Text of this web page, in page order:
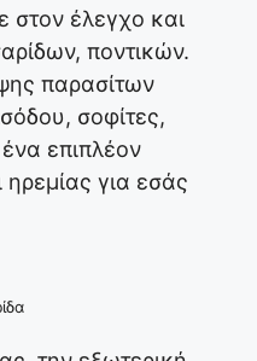
στον έλεγχο και
ποντικών.
παρασίτων
σοφίτες,
επιπλέον
ηρεμίας για εσάς